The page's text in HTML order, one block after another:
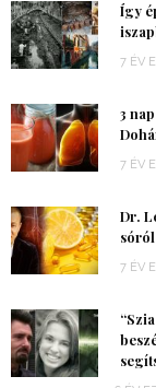
Így
7 ÉV
3
7 ÉV
Dr.
7 ÉV